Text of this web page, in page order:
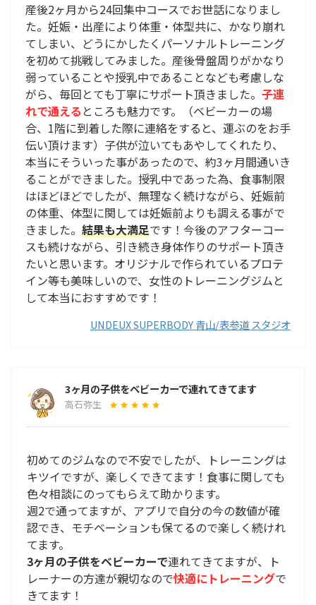
産後2ヶ月から24回集中コースでお世話になりまし
た。妊娠・出産により体重・体型共に、かなり崩れ
てしまい、どうにかしたくパーソナルトレーニング
を初めて挑戦してみました。産後骨盤周りがかなり
弱っていることや授乳中であることなども考慮しな
がら、毎回とても丁寧にサポート頂きました。 子連
れで通える ところも魅力です。（ベビーカーの場
合、1階に到着した際に連絡をすると、運ぶのをお手
伝い頂けます）子供が泣いてもあやしてくれたり、
本当にそういった事があったので、約3ヶ月間通いき
ることができました。授乳中であった為、食事制限
はほどほどでしたが、無理なく続けながら、妊娠前
の体重、体型に関しては妊娠前よりも調える事がで
きました。 結果も大満足です！今後のアフターコー
スも続けながら、引き続き身体作りのサポート頂き
たいと思います。オリジナルで作られているプロテ
イン等も美味しいので、女性のトレーニングジムと
して本当におすすめです！
UNDEUX SUPERBODY 青山/表参道 スタジオ
3ヶ月の子供をベビーカーで連れてきてます
高石弥生
初めてのジムなので不安でしたが、トレーニングは
キツイですが、楽しくできてます！食事に関しても
色々相談にのってもらえて助かります。
週2で通ってますが、アプリで自分の今の数値が確
認でき、モチベーションも保てるので楽しく続けれ
てます。
3ヶ月の子供をベビーカーで連れてきてますが、ト
レーナーの方達が親切なので快適にトレーニングで
きてます！